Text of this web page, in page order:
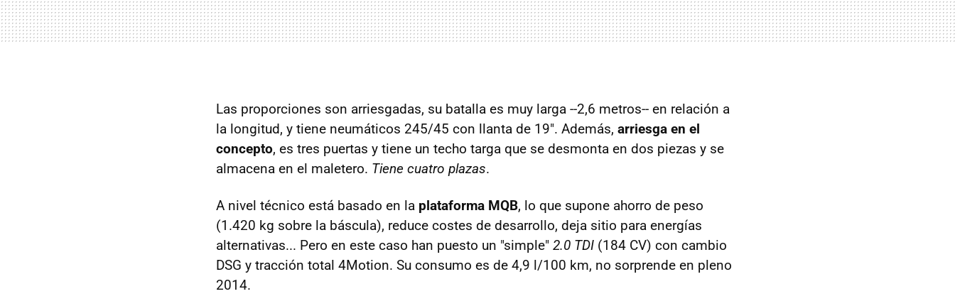
Las proporciones son arriesgadas, su batalla es muy larga --2,6 metros-- en relación a
la longitud, y tiene neumáticos 245/45 con llanta de 19". Además, arriesga en el
concepto, es tres puertas y tiene un techo targa que se desmonta en dos piezas y se
almacena en el maletero. Tiene cuatro plazas.
A nivel técnico está basado en la plataforma MQB, lo que supone ahorro de peso
(1.420 kg sobre la báscula), reduce costes de desarrollo, deja sitio para energías
alternativas... Pero en este caso han puesto un "simple" 2.0 TDI (184 CV) con cambio
DSG y tracción total 4Motion. Su consumo es de 4,9 l/100 km, no sorprende en pleno
2014.